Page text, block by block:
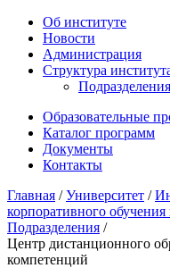
Об институте
Новости
Администрация
Структура
Подразделения
Образовательные
Каталог программ
Документы
Контакты
Главная /Университет /
корпоративного
Подразделения /
Центр дистанционного
компетенций